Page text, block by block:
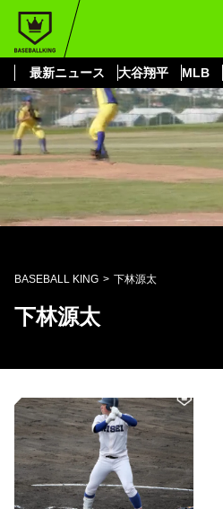
最新ニュース 大谷翔平 MLB
BASEBALL KING 下林源太
下林源太